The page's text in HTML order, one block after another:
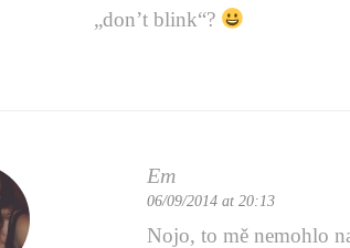
„don’t blink“?
Em
06/09/2014 at 20:13
Nojo, to mě nemohlo